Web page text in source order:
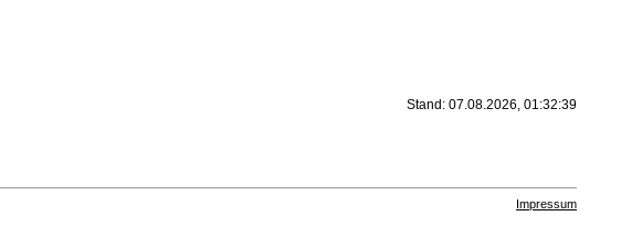
Stand: 07.08.2026, 01:32:39
Impressum